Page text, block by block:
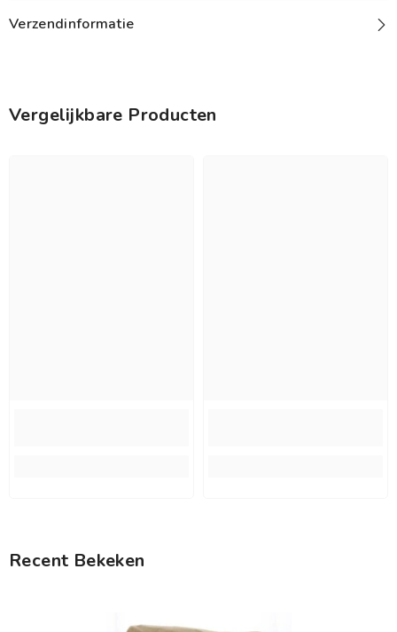
Verzendinformatie
Vergelijkbare Producten
Recent Bekeken